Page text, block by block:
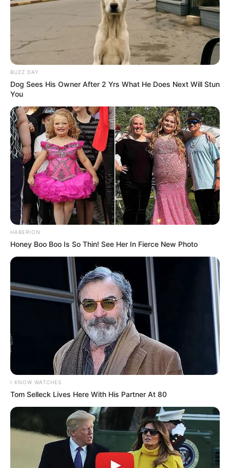
Facebook
Twitter
Pinterest
Share
BUZZ DAY
Dog Sees His Owner After 2 Yrs What He Does Next Will Stun
You
HABERION
Honey Boo Boo Is So Thin! See Her In Fierce New Photo
I KNOW WATCHES
Tom Selleck Lives Here With His Partner At 80